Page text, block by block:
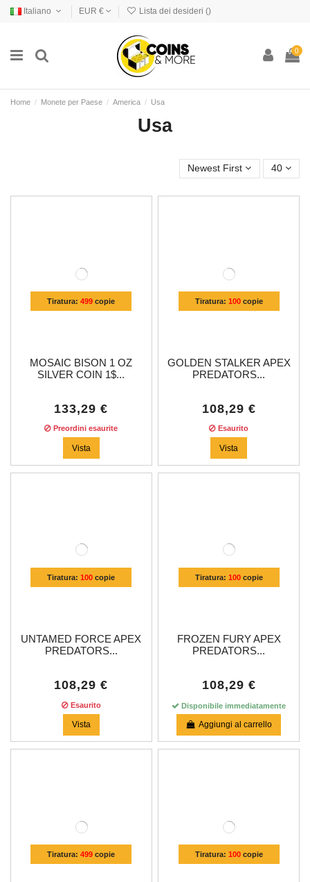
Italiano EUR € Lista dei desideri ()
0
Home Monete per Paese America Usa
Usa
Newest First 40
Tiratura:499 copie
MOSAIC BISON 1 OZ
SILVER COIN 1$...
133,29 €
Preordini esaurite
Vista
Tiratura: 100copie
GOLDEN STALKER APEX
PREDATORS...
108,29 €
Esaurito
Vista
Tiratura:100 copie
UNTAMED FORCE APEX
PREDATORS...
108,29 €
Esaurito
Vista
Tiratura: 100copie
FROZEN FURY APEX
PREDATORS...
108,29 €
Disponibile immediatamente
Aggiungi al carrello
Tiratura:499 copie Tiratura: 100copie